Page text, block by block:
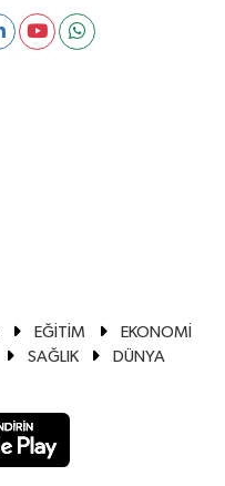
EĞİTİM
EKONOMİ
SAĞLIK
DÜNYA